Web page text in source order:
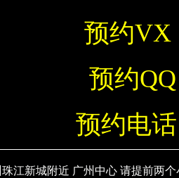
预约VX
预约
预约电
江新城附近 广州中心 请提前两